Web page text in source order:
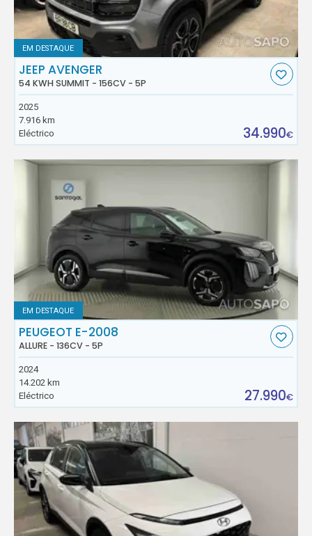
EM DESTAQUE
JEEP AVENGER
54 KWH SUMMIT - 156CV - 5P
2025
7.916 km
Eléctrico
34.990€
EM DESTAQUE
PEUGEOT E-2008
ALLURE - 136CV - 5P
2024
14.202 km
Eléctrico
27.990€